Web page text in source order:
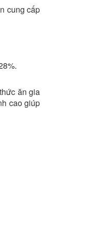
cung cấp
ăn gia
cao giúp